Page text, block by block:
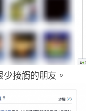
接觸的朋友。